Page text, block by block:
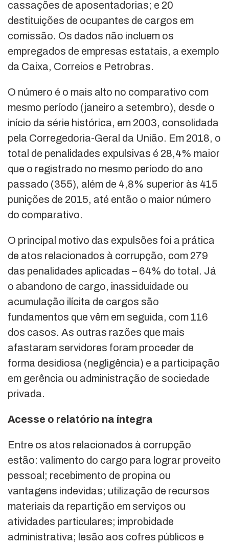
cassações de aposentadorias; e 20
destituições de ocupantes de cargos em
comissão. Os dados não incluem os
empregados de empresas estatais, a exemplo
da Caixa, Correios e Petrobras.
O número é o mais alto no comparativo com
mesmo período (janeiro a setembro), desde o
início da série histórica, em 2003, consolidada
pela Corregedoria-Geral da União. Em 2018, o
total de penalidades expulsivas é 28,4% maior
que o registrado no mesmo período do ano
passado (355), além de 4,8% superior às 415
punições de 2015, até então o maior número
do comparativo.
O principal motivo das expulsões foi a prática
de atos relacionados à corrupção, com 279
das penalidades aplicadas – 64% do total. Já
o abandono de cargo, inassiduidade ou
acumulação ilícita de cargos são
fundamentos que vêm em seguida, com 116
dos casos. As outras razões que mais
afastaram servidores foram proceder de
forma desidiosa (negligência) e a participação
em gerência ou administração de sociedade
privada.
Acesse o relatório na íntegra
Entre os atos relacionados à corrupção
estão: valimento do cargo para lograr proveito
pessoal; recebimento de propina ou
vantagens indevidas; utilização de recursos
materiais da repartição em serviços ou
atividades particulares; improbidade
administrativa; lesão aos cofres públicos e